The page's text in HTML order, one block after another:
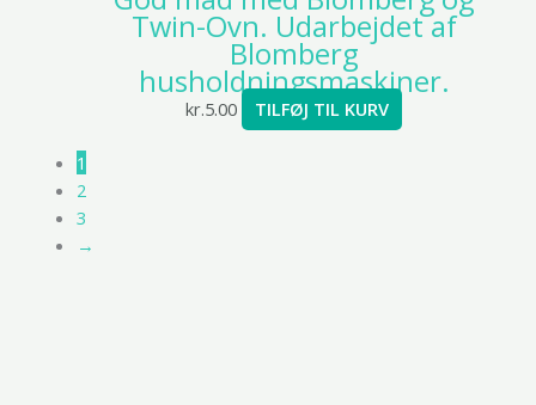
Twin-Ovn. Udarbejdet af
Blomberg
husholdningsmaskiner.
kr.5.00 TILFØJ TIL KURV
1
2
3
→